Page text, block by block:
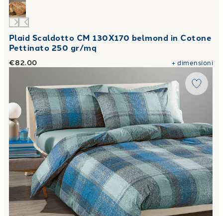
Plaid Scaldotto CM 130X170 belmond in Cotone
Pettinato 250 gr/mq
€82.00 +dimensioni
Completo Copripiumino Smith Moderno in Cotone